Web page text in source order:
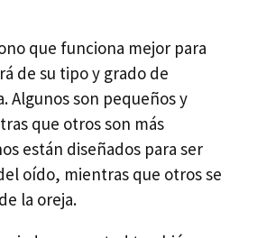
que funciona mejor para
de su tipo y grado de
Algunos son pequeños y
que otros son más
están diseñados para ser
oído, mientras que otros se
la oreja.